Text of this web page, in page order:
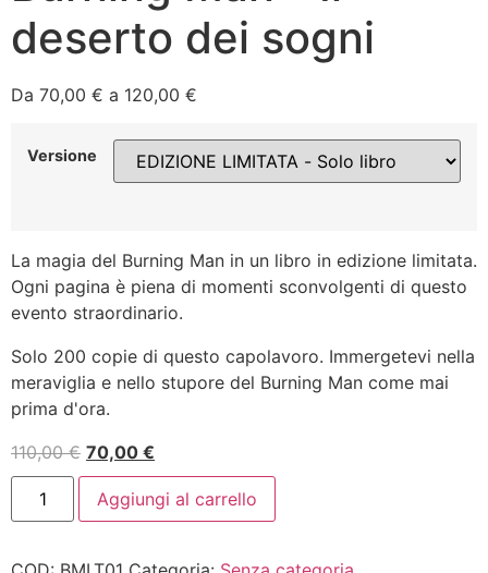
deserto dei sogni
Da 70,00 € a 120,00 €
Versione
La magia del Burning Man in un libro in edizione limitata.
Ogni pagina è piena di momenti sconvolgenti di questo
evento straordinario.
Solo 200 copie di questo capolavoro. Immergetevi nella
meraviglia e nello stupore del Burning Man come mai
prima d'ora.
110,00€ 70,00 €
Aggiungi al carrello